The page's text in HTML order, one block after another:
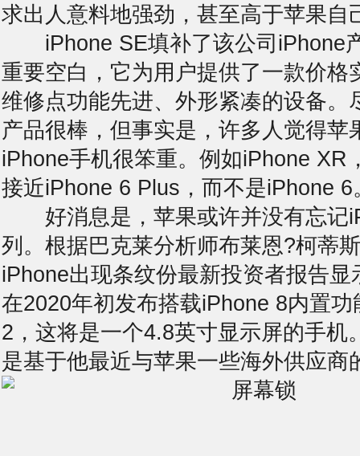
求出人意料地强劲，甚至高于苹果自
iPhone SE填补了该公司iPhone
重要空白，它为用户提供了一款价格
维修点功能先进、外形紧凑的设备。
产品很棒，但事实是，许多人觉得苹
iPhone手机很笨重。例如iPhone XR
接近iPhone 6 Plus，而不是iPhone 6
好消息是，苹果或许并没有忘记
列。根据巴克莱分析师布莱恩?柯蒂
iPhone出现条纹份最新投资者报告显
在2020年初发布搭载iPhone 8内置
2，这将是一个4.8英寸显示屏的手机
是基于他最近与苹果一些海外供应商